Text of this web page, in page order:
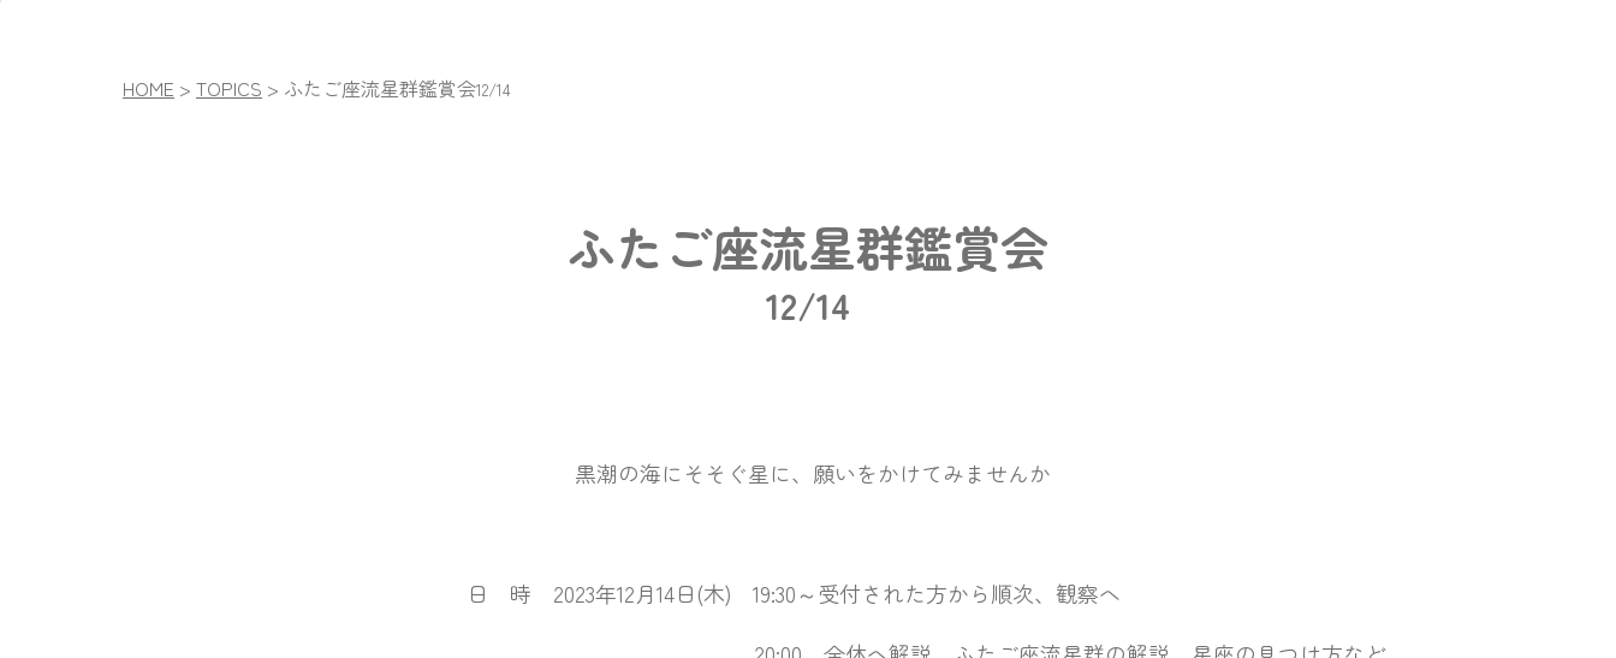
HOME > TOPICS > ふたご座流星群鑑賞会12/14
ふたご座流星群鑑賞会
12/14
黒潮の海にそそぐ星に、願いをかけてみませんか
日 時 2023年12月14日(木) 19:30～受付された方から順次、観察へ